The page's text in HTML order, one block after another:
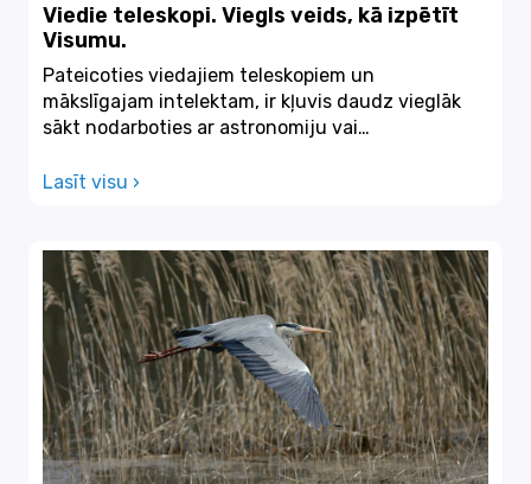
Viedie teleskopi. Viegls veids, kā izpētīt
Visumu.
Pateicoties viedajiem teleskopiem un
mākslīgajam intelektam, ir kļuvis daudz vieglāk
sākt nodarboties ar astronomiju vai
Lasīt visu ›